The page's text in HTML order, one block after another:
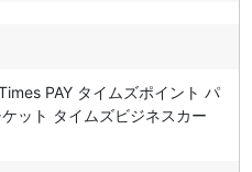
PAY タイムズポイント パ
ット タイムズビジネスカー